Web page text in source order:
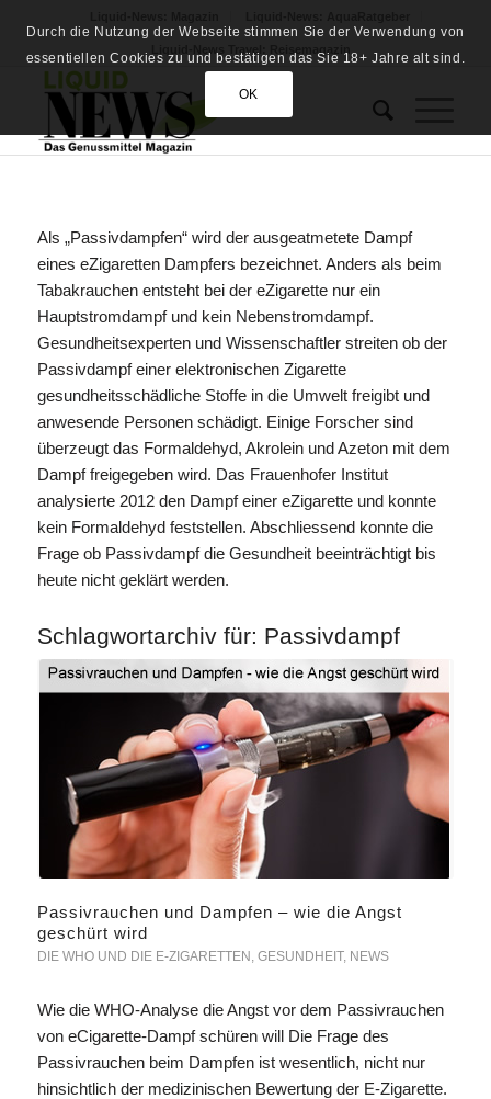
Als „Passivdampfen“ wird der ausgeatmetete Dampf
eines eZigaretten Dampfers bezeichnet. Anders als beim
Tabakrauchen entsteht bei der eZigarette nur ein
Hauptstromdampf und kein Nebenstromdampf.
Gesundheitsexperten und Wissenschaftler streiten ob der
Passivdampf einer elektronischen Zigarette
gesundheitsschädliche Stoffe in die Umwelt freigibt und
anwesende Personen schädigt. Einige Forscher sind
überzeugt das Formaldehyd, Akrolein und Azeton mit dem
Dampf freigegeben wird. Das Frauenhofer Institut
analysierte 2012 den Dampf einer eZigarette und konnte
kein Formaldehyd feststellen. Abschliessend konnte die
Frage ob Passivdampf die Gesundheit beeinträchtigt bis
heute nicht geklärt werden.
Schlagwortarchiv für: Passivdampf
Passivrauchen und Dampfen – wie die Angst
geschürt wird
DIE WHO UND DIE E-ZIGARETTEN GESUNDHEIT, NEWS
Wie die WHO-Analyse die Angst vor dem Passivrauchen
von eCigarette-Dampf schüren will Die Frage des
Passivrauchen beim Dampfen ist wesentlich, nicht nur
hinsichtlich der medizinischen Bewertung der E-Zigarette.
Durch die Nutzung der Webseite stimmen Sie der Verwendung von
essentiellen Cookies zu und bestätigen das Sie 18+ Jahre alt sind.
OK